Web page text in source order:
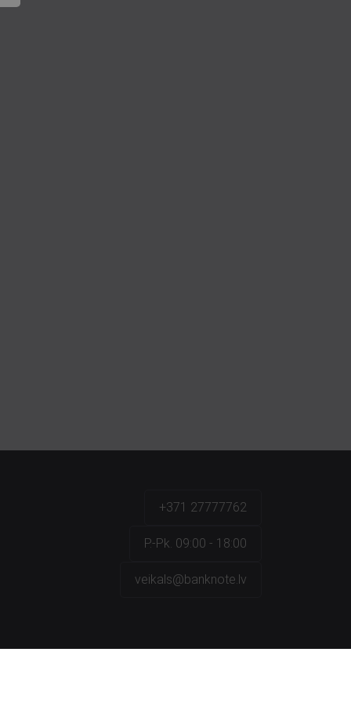
+371 27777762
P.-Pk. 09:00 - 18:00
veikals@banknote.lv